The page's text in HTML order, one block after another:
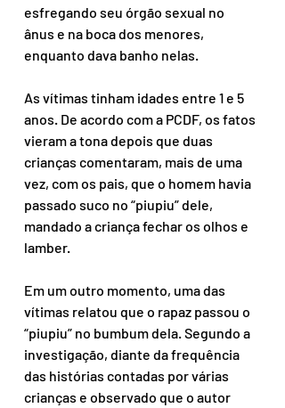
esfregando seu órgão sexual no
ânus e na boca dos menores,
enquanto dava banho nelas.
As vítimas tinham idades entre 1 e 5
anos. De acordo com a PCDF, os fatos
vieram a tona depois que duas
crianças comentaram, mais de uma
vez, com os pais, que o homem havia
passado suco no “piupiu” dele,
mandado a criança fechar os olhos e
lamber.
Em um outro momento, uma das
vítimas relatou que o rapaz passou o
“piupiu” no bumbum dela. Segundo a
investigação, diante da frequência
das histórias contadas por várias
crianças e observado que o autor